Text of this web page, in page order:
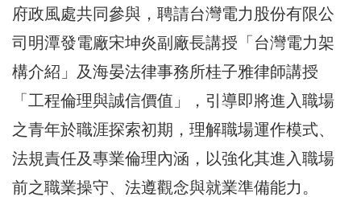
府政風處共同參與，聘請台灣電力股份有限公
司明潭發電廠宋坤炎副廠長講授「台灣電力架
構介紹」及海晏法律事務所桂子雅律師講授
「工程倫理與誠信價值」，引導即將進入職場
之青年於職涯探索初期，理解職場運作模式、
法規責任及專業倫理內涵，以強化其進入職場
前之職業操守、法遵觀念與就業準備能力。